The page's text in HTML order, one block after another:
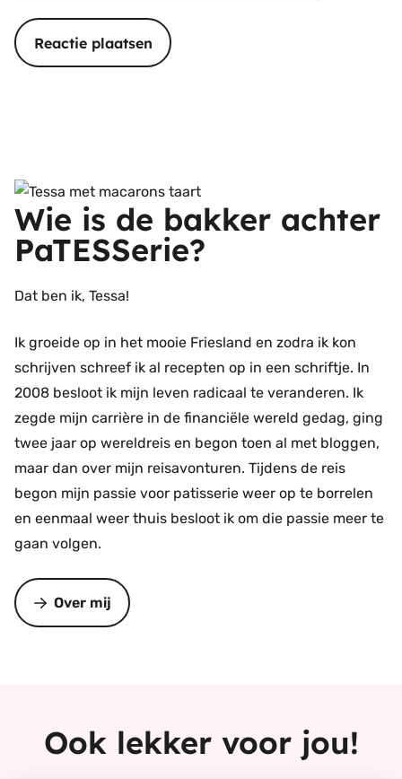
Wie is de bakker achter
PaTESSerie?
Dat ben ik, Tessa!
Ik groeide op in het mooie Friesland en zodra ik kon
schrijven schreef ik al recepten op in een schriftje. In
2008 besloot ik mijn leven radicaal te veranderen. Ik
zegde mijn carrière in de financiële wereld gedag, ging
twee jaar op wereldreis en begon toen al met bloggen,
maar dan over mijn reisavonturen. Tijdens de reis
begon mijn passie voor patisserie weer op te borrelen
en eenmaal weer thuis besloot ik om die passie meer te
gaan volgen.
Over mij
Ook lekker voor jou!